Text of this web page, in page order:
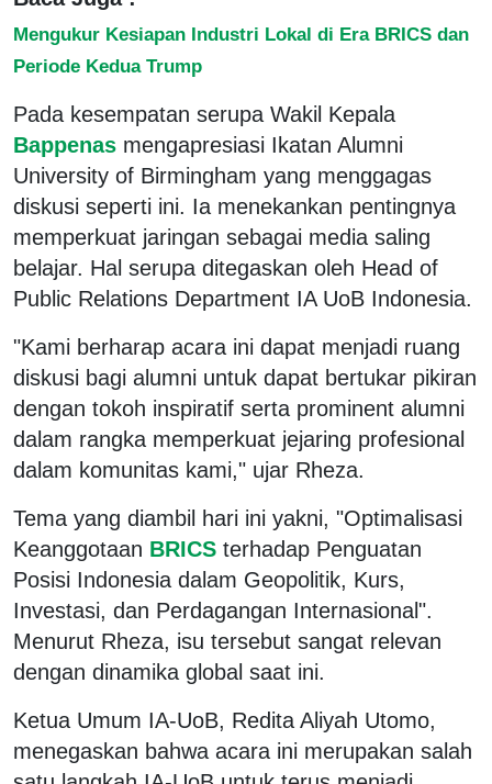
Mengukur Kesiapan Industri Lokal di Era BRICS dan
Periode Kedua Trump
Pada kesempatan serupa Wakil Kepala
Bappenas mengapresiasi Ikatan Alumni
University of Birmingham yang menggagas
diskusi seperti ini. Ia menekankan pentingnya
memperkuat jaringan sebagai media saling
belajar. Hal serupa ditegaskan oleh Head of
Public Relations Department IA UoB Indonesia.
"Kami berharap acara ini dapat menjadi ruang
diskusi bagi alumni untuk dapat bertukar pikiran
dengan tokoh inspiratif serta prominent alumni
dalam rangka memperkuat jejaring profesional
dalam komunitas kami," ujar Rheza.
Tema yang diambil hari ini yakni, "Optimalisasi
Keanggotaan BRICS terhadap Penguatan
Posisi Indonesia dalam Geopolitik, Kurs,
Investasi, dan Perdagangan Internasional".
Menurut Rheza, isu tersebut sangat relevan
dengan dinamika global saat ini.
Ketua Umum IA-UoB, Redita Aliyah Utomo,
menegaskan bahwa acara ini merupakan salah